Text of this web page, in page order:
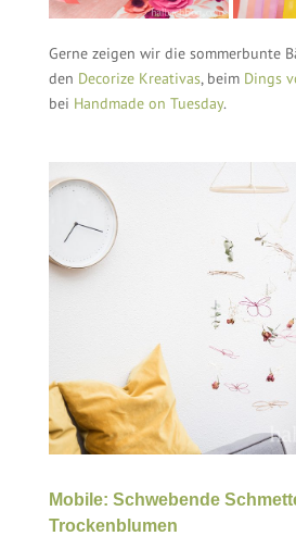
Gerne zeigen wir die sommerbunte
den Decorize Kreativas, beim Dings
bei Handmade on Tuesday.
Mobile: Schwebende
Trockenblumen